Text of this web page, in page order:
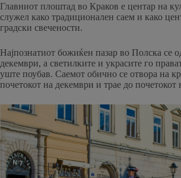
Главниот плоштад во Краков е центар на
служел како традиционален саем и како
градски свечености.
Најпознатиот божиќен пазар во Полска се
декември, а светилките и украсите го
уште поубав. Саемот обично се отвора на
почетокот на декември и трае до почетокот